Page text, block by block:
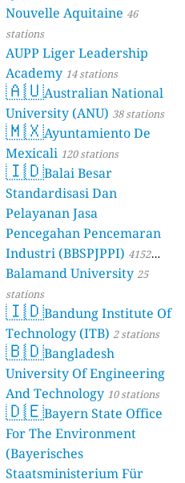
Nouvelle Aquitaine 46
stations
AUPP Liger Leadership
Academy 14 stations
🇦🇺Australian National
University (ANU) 38 stations
🇲🇽Ayuntamiento De
Mexicali 120 stations
🇮🇩Balai Besar
Standardisasi Dan
Pelayanan Jasa
Pencegahan Pencemaran
Industri (BBSPJPPI) 4152
stations
Balamand University25
stations
🇮🇩Bandung Institute Of
Technology (ITB) 2 stations
🇧🇩Bangladesh
University Of Engineering
And Technology 10 stations
🇩🇪Bayern State Office
For The Environment
(Bayerisches
Staatsministerium Für